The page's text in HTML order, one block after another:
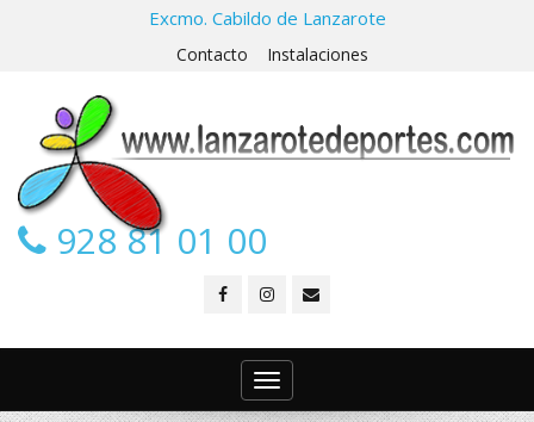
Excmo. Cabildo de Lanzarote
Contacto Instalaciones
928 81 01 00
Toggle
navigation